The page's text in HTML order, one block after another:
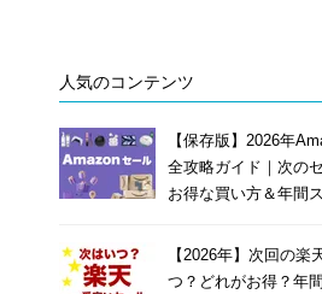
人気のコンテンツ
【保存版】2026年
全攻略ガイド｜次の
お得な買い方＆年間
【2026年】次回の楽
つ？どれがお得？年